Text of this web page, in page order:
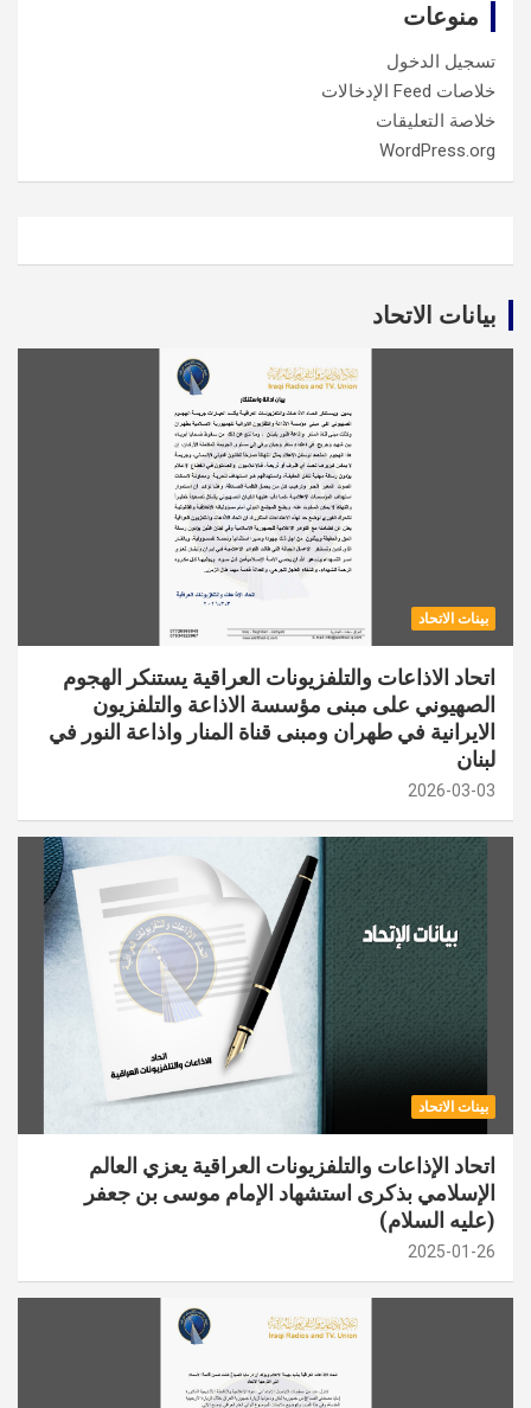
منوعات
تسجيل الدخول
خلاصات Feed الإدخالات
خلاصة التعليقات
WordPress.org
بيانات الاتحاد
بينات الاتحاد
اتحاد الاذاعات والتلفزيونات العراقية يستنكر الهجوم
الصهيوني على مبنى مؤسسة الاذاعة والتلفزيون
الايرانية في طهران ومبنى قناة المنار واذاعة النور في
لبنان
2026-03-03
بينات الاتحاد
اتحاد الإذاعات والتلفزيونات العراقية يعزي العالم
الإسلامي بذكرى استشهاد الإمام موسى بن جعفر
(عليه السلام)
2025-01-26